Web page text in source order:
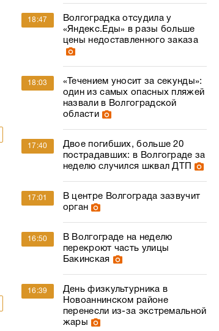
18:47
Волгоградка отсудила у
«Яндекс.Еды» в разы больше
цены недоставленного заказа
18:03
«Течением уносит за секунды»:
один из самых опасных пляжей
назвали в Волгоградской
области
17:40
Двое погибших, больше 20
пострадавших: в Волгограде за
неделю случился шквал ДТП
17:01
В центре Волгограда зазвучит
орган
16:50
В Волгограде на неделю
перекроют часть улицы
Бакинская
16:39
День физкультурника в
Новоаннинском районе
перенесли из-за экстремальной
жары